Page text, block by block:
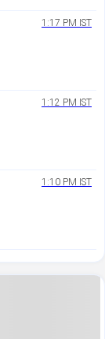
1:17 PM IST
1:12 PM IST
1:10 PM IST